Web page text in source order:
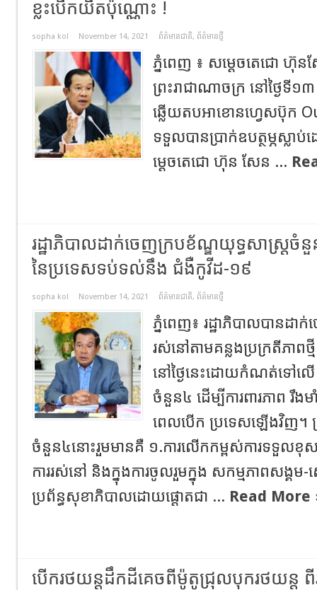
ខ្លះបើកយឹតប៉ុណ្ណោះ !
sopha kol November 14, 2021 ព័ត៌មានជាតិ, ព័ត៌មានថ្មី
ភ្នំពេញ ៖ សម្តេចតេជោ ហ៊ុនស
ព្រះរាជាណាចក្រ នៅថ្ងៃទី១
ឆ្លើយតបអាខោនហ្វេសប៊ុក
ទទួលបានប្រាក់ឧបត្ថម្ភស្ល
ម្តេចតេជោ ហ៊ុន សែន ...
រដ្ឋាភិបាលដាក់ចេញក្របខ័ណ្ឌយុទ្ធសាស្ត្រចំនួ
នៃប្រទេសទប់ទល់នឹង ជំងឺកូវីដ-១៩
sopha kol November 14, 2021 ព័ត៌មានជាតិ, ព័ត៌មានថ្មី
ភ្នំពេញ៖ រដ្ឋាភិបាលបានដាក់
រស់នៅតាមគន្លងប្រក្រតីភាព
នៅថ្ងៃនេះដោយកំណត់ទៅលើ
ចំនួន៤ ដើម្បីការពារភាព រឹងម
ពេលបើក ប្រទេសឡើងវិញ។
ចំនួន៤នោះរួមមានគឺ ១.ការលើកកម្ពស់ការទទួលខុស
ការរស់នៅ និងក្នុងការចូលរួមក្នុង សកម្មភាពសង្គម-
ប្រព័ន្ធសុខាភិបាលដោយផ្តោតជា ... Read More
បើករថយន្តដឹកដីគេចពីម៉ូតូជ្រុលបុករថយន្ត ពី